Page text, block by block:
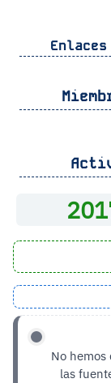
Enlaces
No
las